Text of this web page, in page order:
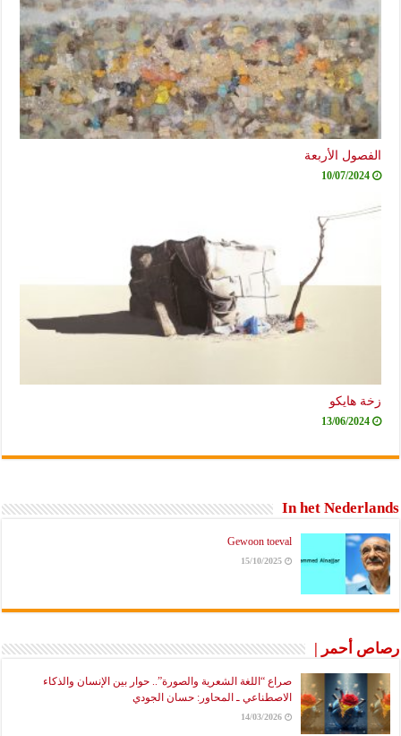
الفصول الأربعة
10/07/2024
زخة هايكو
13/06/2024
In het Nederlands
Gewoon toeval
15/10/2025
رصاص أحمر |
صراع “اللغة الشعرية والصورة”.. حوار بين الإنسان والذكاء
الاصطناعي ـ المحاور: حسان الجودي
14/03/2026